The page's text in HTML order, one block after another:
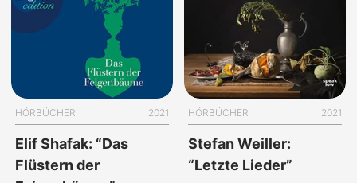
HÖRBÜCHER 2021
Elif Shafak: “Das
Flüstern der
HÖRBÜCHER 2021
Stefan Weiller:
“Letzte Lieder”